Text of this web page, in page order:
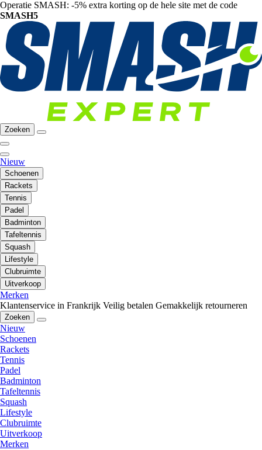
Operatie SMASH: -5% extra korting op de hele site met de code
SMASH5
Zoeken
Nieuw
Schoenen
Rackets
Tennis
Padel
Badminton
Tafeltennis
Squash
Lifestyle
Clubruimte
Uitverkoop
Merken
Klantenservice in Frankrijk Veilig betalen Gemakkelijk retourneren
Zoeken
Nieuw
Schoenen
Rackets
Tennis
Padel
Badminton
Tafeltennis
Squash
Lifestyle
Clubruimte
Uitverkoop
Merken